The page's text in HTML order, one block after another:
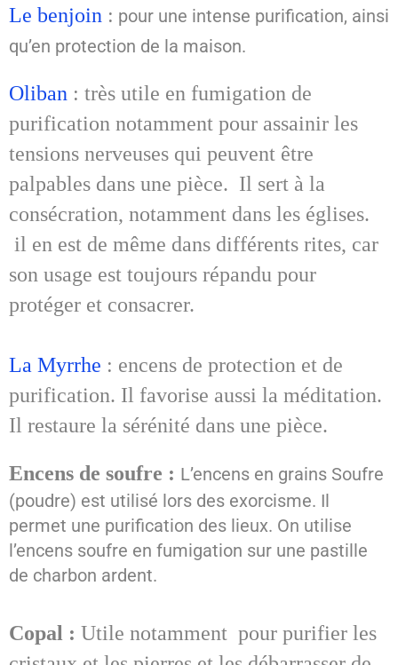
Le benjoin : pour une intense purification, ainsi
qu’en protection de la maison.
Oliban : très utile en fumigation de
purification notamment pour assainir les
tensions nerveuses qui peuvent être
palpables dans une pièce. Il sert à la
consécration, notamment dans les églises.
il en est de même dans différents rites, car
son usage est toujours répandu pour
protéger et consacrer.
La Myrrhe : encens de protection et de
purification. Il favorise aussi la méditation.
Il restaure la sérénité dans une pièce.
Encens de soufre : L’encens en grains Soufre
(poudre) est utilisé lors des exorcisme. Il
permet une purification des lieux. On utilise
l’encens soufre en fumigation sur une pastille
de charbon ardent.
Copal : Utile notamment pour purifier les